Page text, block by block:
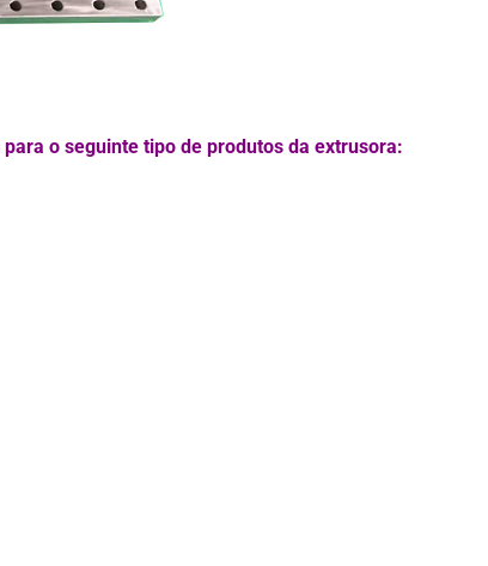
o seguinte tipo de produtos da extrusora: